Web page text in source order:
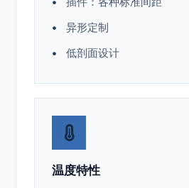
异形定制
低剖面设计
温度特性